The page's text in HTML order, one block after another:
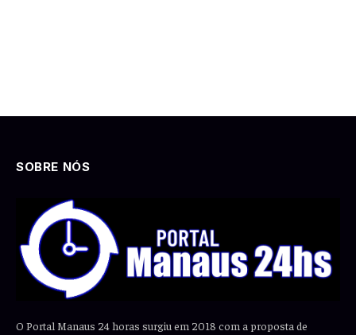
SOBRE NÓS
O Portal Manaus 24 horas surgiu em 2018 com a proposta de